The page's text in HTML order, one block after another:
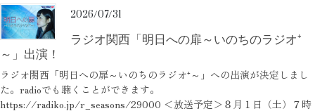
2026/07/31
ラジオ関西「明日への扉～いのちのラジオ⁺
～」出演！
ラジオ関西「明日への扉～いのちのラジオ⁺～」への出演が決定しまし
た。radioでも聴くことができます。
https://radiko.jp/r_seasons/29000 ＜放送予定＞８月１日（土）７時
バイオグラフィ
お問い合わせ